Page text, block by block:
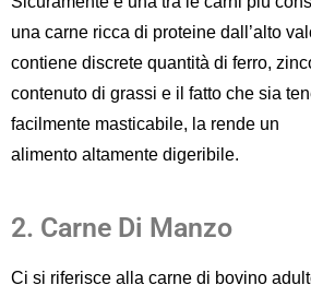
una carne ricca di proteine dall’alto
contiene discrete quantità di ferro,
contenuto di grassi e il fatto che sia
facilmente masticabile, la rende un
alimento altamente digeribile.
2. Carne Di Manzo
Ci si riferisce alla carne di bovino